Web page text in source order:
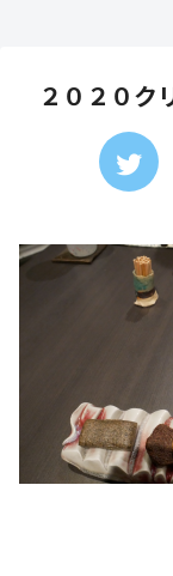
２０２０ク